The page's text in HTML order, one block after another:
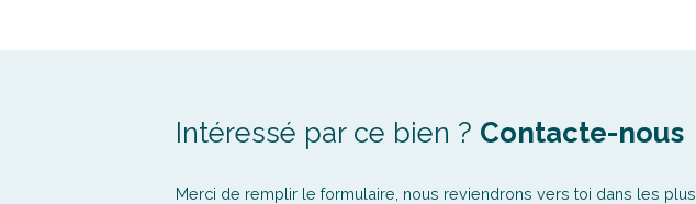
Intéressé par ce bien ? Contacte-nous
Merci de remplir le formulaire, nous reviendrons vers toi dans les plus